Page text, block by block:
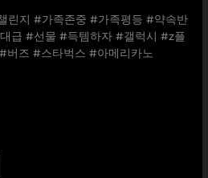
린지 #가족존중 #가족평등 #약속반
급 #선물 #득템하자 #갤럭시 #z플
버즈 #스타벅스 #아메리카노